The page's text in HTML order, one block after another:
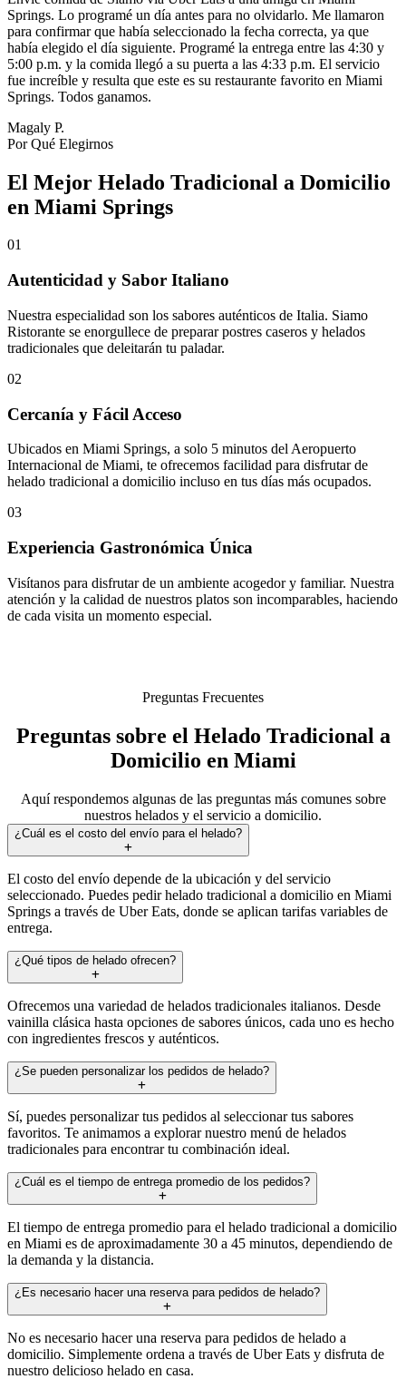
Springs. Lo programé un día antes para no olvidarlo. Me llamaron
para confirmar que había seleccionado la fecha correcta, ya que
había elegido el día siguiente. Programé la entrega entre las 4:30 y
5:00 p.m. y la comida llegó a su puerta a las 4:33 p.m. El servicio
fue increíble y resulta que este es su restaurante favorito en Miami
Springs. Todos ganamos.
Magaly P.
Por Qué Elegirnos
El Mejor Helado Tradicional a Domicilio
en Miami Springs
01
Autenticidad y Sabor Italiano
Nuestra especialidad son los sabores auténticos de Italia. Siamo
Ristorante se enorgullece de preparar postres caseros y helados
tradicionales que deleitarán tu paladar.
02
Cercanía y Fácil Acceso
Ubicados en Miami Springs, a solo 5 minutos del Aeropuerto
Internacional de Miami, te ofrecemos facilidad para disfrutar de
helado tradicional a domicilio incluso en tus días más ocupados.
03
Experiencia Gastronómica Única
Visítanos para disfrutar de un ambiente acogedor y familiar. Nuestra
atención y la calidad de nuestros platos son incomparables, haciendo
de cada visita un momento especial.
Preguntas Frecuentes
Preguntas sobre el Helado Tradicional a
Domicilio en Miami
Aquí respondemos algunas de las preguntas más comunes sobre
nuestros helados y el servicio a domicilio.
¿Cuál es el costo del envío para el helado?
El costo del envío depende de la ubicación y del servicio
seleccionado. Puedes pedir helado tradicional a domicilio en Miami
Springs a través de Uber Eats, donde se aplican tarifas variables de
entrega.
¿Qué tipos de helado ofrecen?
Ofrecemos una variedad de helados tradicionales italianos. Desde
vainilla clásica hasta opciones de sabores únicos, cada uno es hecho
con ingredientes frescos y auténticos.
¿Se pueden personalizar los pedidos de helado?
Sí, puedes personalizar tus pedidos al seleccionar tus sabores
favoritos. Te animamos a explorar nuestro menú de helados
tradicionales para encontrar tu combinación ideal.
¿Cuál es el tiempo de entrega promedio de los pedidos?
El tiempo de entrega promedio para el helado tradicional a domicilio
en Miami es de aproximadamente 30 a 45 minutos, dependiendo de
la demanda y la distancia.
¿Es necesario hacer una reserva para pedidos de helado?
No es necesario hacer una reserva para pedidos de helado a
domicilio. Simplemente ordena a través de Uber Eats y disfruta de
nuestro delicioso helado en casa.